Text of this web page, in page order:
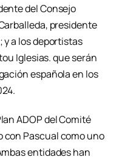
del Consejo
presidente
y a los deportistas
Iglesias. que serán
española en los
ADOP del Comité
con Pascual como uno
entidades han